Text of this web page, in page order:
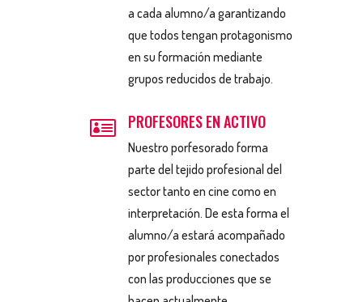
a cada alumno/a garantizando
que todos tengan protagonismo
en su formación mediante
grupos reducidos de trabajo.
 PROFESORES EN ACTIVO
Nuestro porfesorado forma
parte del tejido profesional del
sector tanto en cine como en
interpretación. De esta forma el
alumno/a estará acompañado
por profesionales conectados
con las producciones que se